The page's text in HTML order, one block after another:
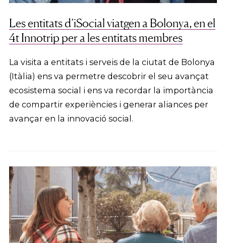
Les entitats d’iSocial viatgen a Bolonya, en el
4t Innotrip per a les entitats membres
La visita a entitats i serveis de la ciutat de Bolonya
(Itàlia) ens va permetre descobrir el seu avançat
ecosistema social i ens va recordar la importància
de compartir experiències i generar aliances per
avançar en la innovació social.